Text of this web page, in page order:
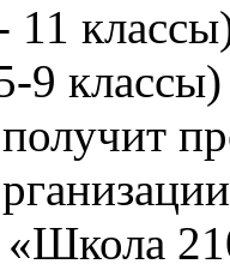
11
9 классы)